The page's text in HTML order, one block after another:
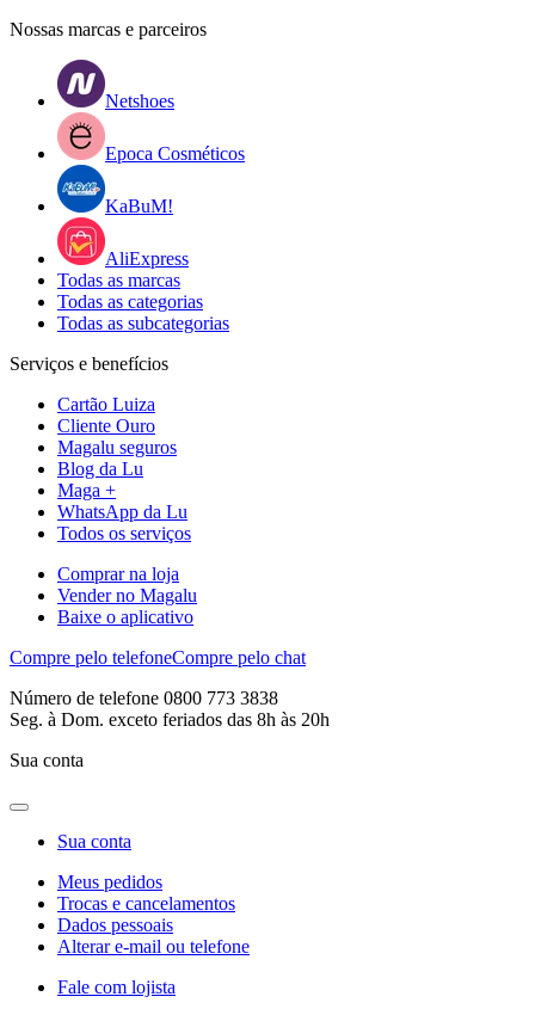
Nossas marcas e parceiros
Netshoes
Epoca Cosméticos
KaBuM!
AliExpress
Todas as marcas
Todas as categorias
Todas as subcategorias
Serviços e benefícios
Cartão Luiza
Cliente Ouro
Magalu seguros
Blog da Lu
Maga +
WhatsApp da Lu
Todos os serviços
Comprar na loja
Vender no Magalu
Baixe o aplicativo
Compre pelo telefoneCompre pelo chat
Número de telefone 0800 773 3838
Seg. à Dom. exceto feriados das 8h às 20h
Sua conta
Sua conta
Meus pedidos
Trocas e cancelamentos
Dados pessoais
Alterar e-mail ou telefone
Fale com lojista